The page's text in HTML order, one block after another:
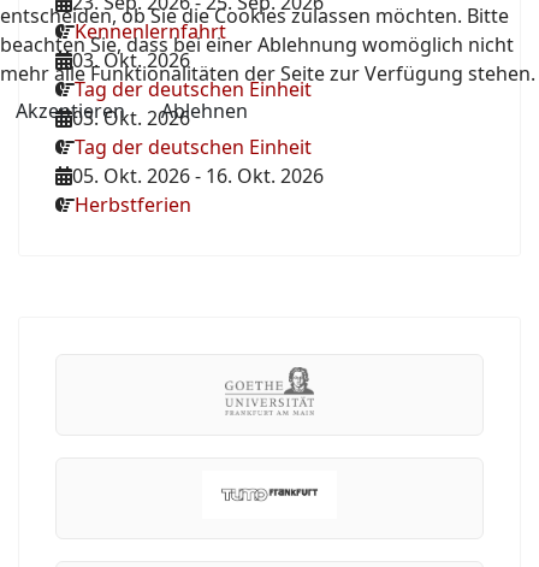
Kennenlernfahrt
03. Okt. 2026
Tag der deutschen Einheit
03. Okt. 2026
Tag der deutschen Einheit
05. Okt. 2026- 16. Okt. 2026
Herbstferien
entscheiden, ob Sie die Cookies zulassen möchten. Bitte
beachten Sie, dass bei einer Ablehnung womöglich nicht
mehr alle Funktionalitäten der Seite zur Verfügung stehen.
Akzeptieren
Ablehnen